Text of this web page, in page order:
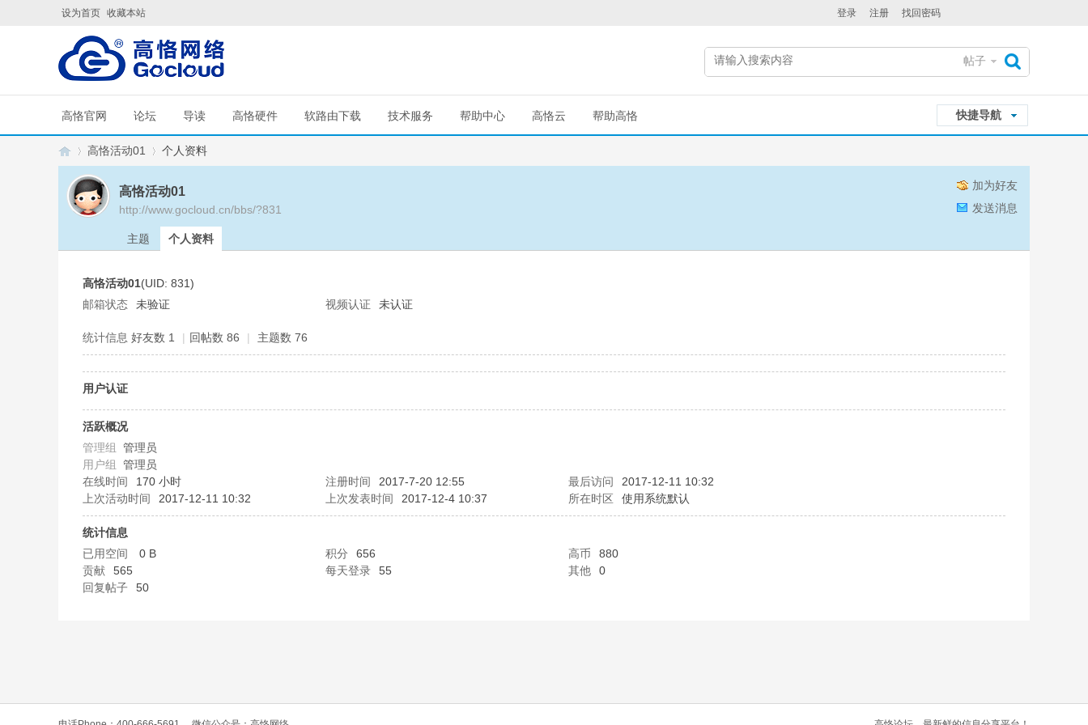
设为首页 收藏本站 登录 注册 找回密码
帖子
快捷导航
高恪官网 论坛 导读 高恪硬件 软路由下载 技术服务 帮助中心 高恪云 帮助高恪
L
高恪活动01 个人资料
加为好友
发送消息
高恪活动01
http://www.gocloud.cn/bbs/?831
主题 个人资料
高恪活动01(UID: 831)
邮箱状态
未验证 视频认证 未认证
统计信息 好友数 1 | 回帖数 86 | 主题数 76
用户认证
活跃概况
管理组 管理员
用户组 管理员
在线时间
170 小时 注册时间 2017-7-20 12:55 最后访问
2017-12-11 10:32
上次活动时间
2017-12-11 10:32 上次发表时间 2017-12-4 10:37 所在时区 使用系统默认
统计信息
已用空间
0 B 积分 656 高币
880
贡献
565 每天登录 55 其他
0
回复帖子
50